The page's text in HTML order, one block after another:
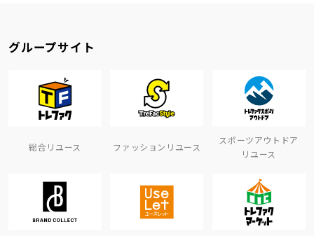
グループサイト
総合リユース ファッションリユース
スポーツアウトドア
リユース